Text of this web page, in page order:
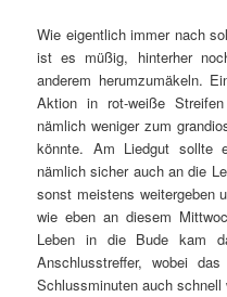
Wie eigentlich immer nach
ist es müßig, hinterher
anderem herumzumäkeln.
Aktion in rot-weiße
nämlich weniger zum
könnte. Am Liedgut sollte
nämlich sicher auch an die
sonst meistens weitergeben
wie eben an diesem
Leben in die Bude kam
Anschlusstreffer, wobei
Schlussminuten auch schnell